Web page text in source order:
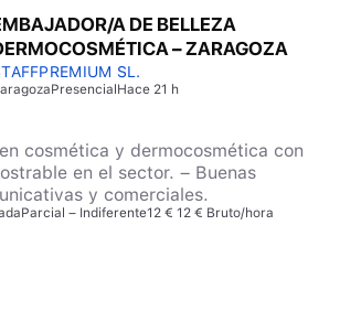
A DE BELLEZA
– ZARAGOZA
SL.
PresencialHace 21 h
cosmética y dermocosmética con
en el sector. – Buenas
y comerciales.
Parcial – Indiferente12 € 12 € Bruto/hora